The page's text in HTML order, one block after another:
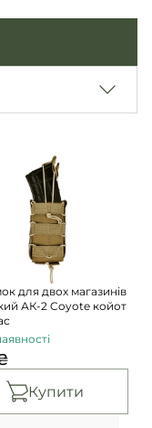
для двох магазинів
АК-2 Coyote койот
Купити